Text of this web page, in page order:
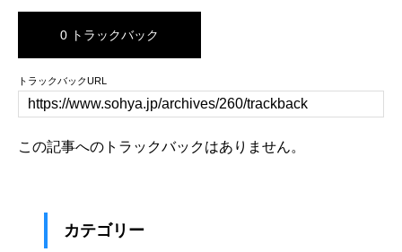
0 トラックバック
トラックバックURL
この記事へのトラックバックはありません。
カテゴリー